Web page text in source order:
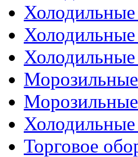
Холодильные
Торговое